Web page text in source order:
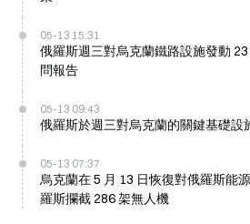
05-13 15:31
俄羅斯週三對烏克蘭鐵路設施發動
問報告
05-13 09:43
俄羅斯於週三對烏克蘭的關鍵基礎設
05-13 07:37
烏克蘭在 5 月 13 日恢復對俄羅斯能
羅斯攔截 286 架無人機